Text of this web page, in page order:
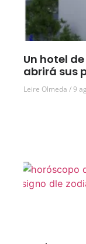
Un hotel
abrirá sus
Leire Olmeda 9